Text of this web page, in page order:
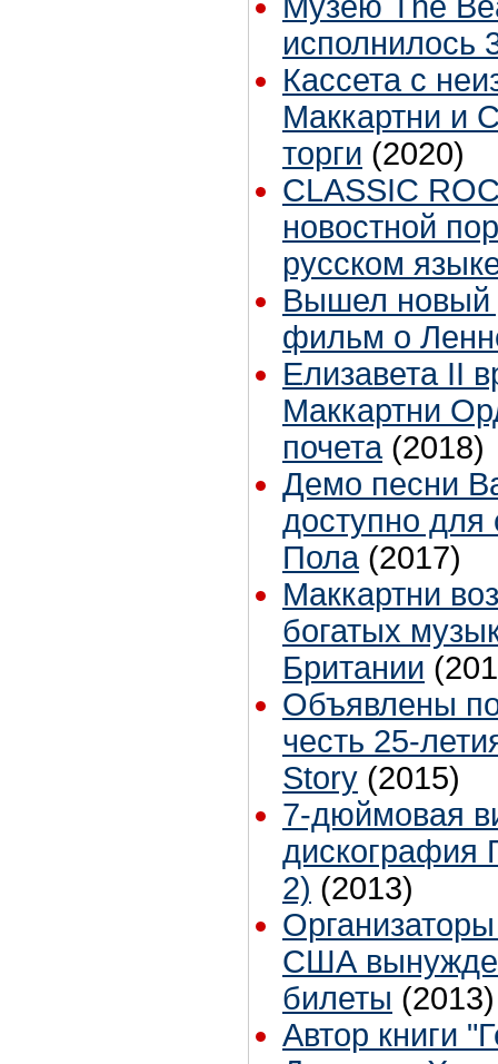
исполнилось
Кассета с
Маккартни и
торги (2020)
CLASSIC
новостной
русском
Вышел новый
фильм о
Елизавета II
Маккартни
почета (2018)
Демо песни
доступно для
Пола (2017)
Маккартни
богатых
Британии
Объявлены
честь 25-
Story (2015)
7-дюймовая
дискография
2) (2013)
США
билеты (2013)
Автор книги